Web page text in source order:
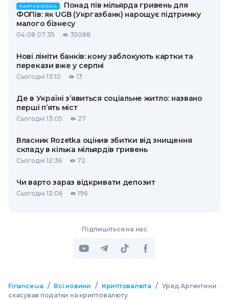
ПАРТНЕРСЬКА
Понад пів мільярда гривень для
ФОПів: як UGB (Укргазбанк) нарощує підтримку
малого бізнесу
04.08 07:35 35088
Нові ліміти банків: кому заблокують картки та
перекази вже у серпні
Сьогодні 13:10 13
Де в Україні з’явиться соціальне житло: названо
перші п’ять міст
Сьогодні 13:05 27
Власник Rozetka оцінив збитки від знищення
складу в кілька мільярдів гривень
Сьогодні 12:36 72
Чи варто зараз відкривати депозит
Сьогодні 12:06 196
Підпишіться на нас
Finance.ua / Всі новини / Криптовалюта / Уряд Аргентини
скасував податки на криптовалюту